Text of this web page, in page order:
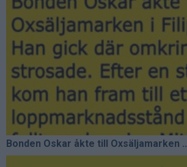
Bonden Oskar åkte till Oxsäljamarken ..